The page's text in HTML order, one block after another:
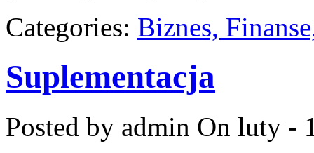
Categories: Biznes,
Suplementacja
Posted by admin On luty -